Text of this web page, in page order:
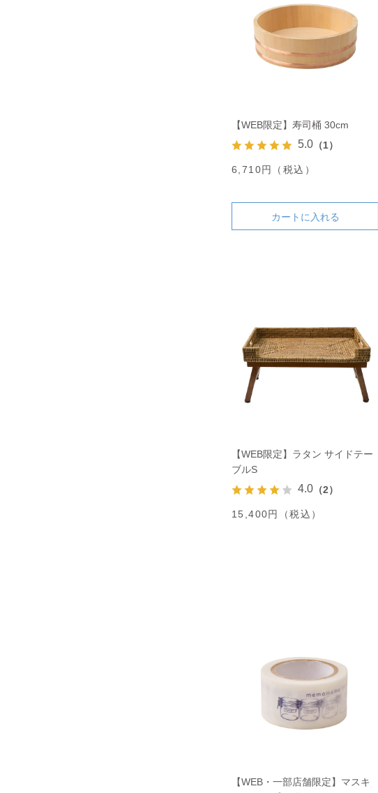
【WEB限定】寿司桶 30cm
5.0 （1）
6,710円（税込）
カートに入れる
【WEB限定】ラタン サイドテー
ブルS
4.0 （2）
15,400円（税込）
【WEB・一部店舗限定】マスキ